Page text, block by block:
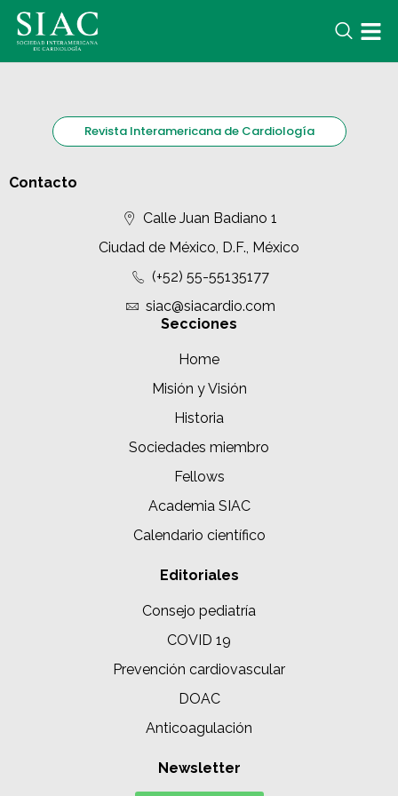
Revista Interamericana de Cardiología
Contacto
Calle Juan Badiano 1
Ciudad de México, D.F., México
(+52) 55-55135177
siac@siacardio.com
Secciones
Home
Misión y Visión
Historia
Sociedades miembro
Fellows
Academia SIAC
Calendario científico
Editoriales
Consejo pediatría
COVID 19
Prevención cardiovascular
DOAC
Anticoagulación
Newsletter